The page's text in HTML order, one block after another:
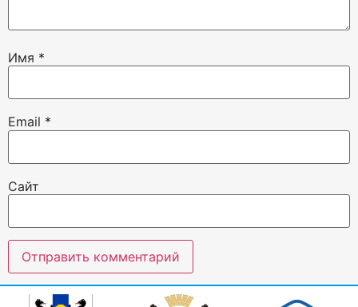
Имя *
Email *
Сайт